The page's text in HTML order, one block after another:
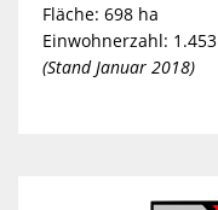
Fläche: 698 ha
Einwohnerzahl: 1.453
(Stand Januar 2018)